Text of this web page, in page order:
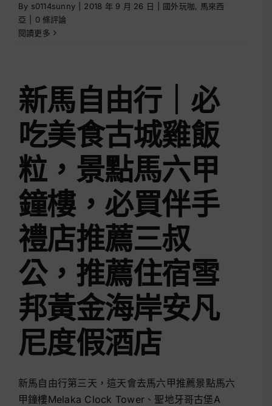
By s0114sunny 2018 年 9 月 26 日 國外玩咖
馬來西
亞
0 條評論
閱讀更多
新馬自由行｜必
吃美食古城雞飯
粒，景點 馬六甲
鐘樓，必買伴手
禮店推薦三叔
公，推薦住宿雪
邦黃金海岸安凡
尼度假酒店
新馬自由行第三天，這天會去馬六甲推薦景點 馬六
甲鐘樓Melaka Clock Tower、聖地牙哥古堡A